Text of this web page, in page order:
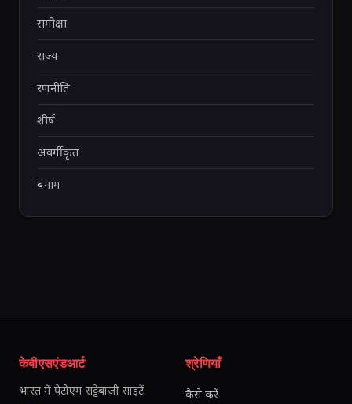
समीक्षा
राज्य
रणनीति
शीर्ष
अवर्गीकृत
बनाम
केबीएसएंडआर्ट
भारत में पेटीएम सट्टेबाजी साइटें
श्रेणियाँ
कैसे करें